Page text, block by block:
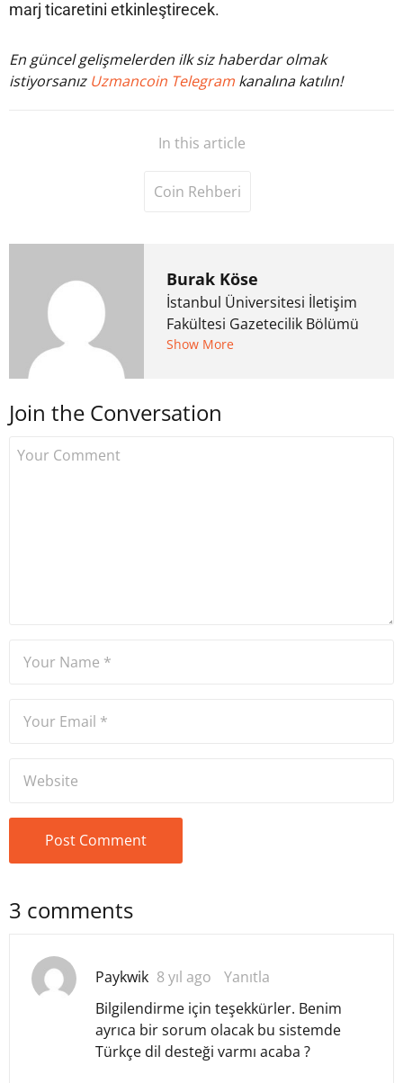
marj ticaretini etkinleştirecek.
En güncel gelişmelerden ilk siz haberdar olmak
istiyorsanız Uzmancoin Telegram kanalına katılın!
In this article
Coin Rehberi
Burak Köse
İstanbul Üniversitesi İletişim
Fakültesi Gazetecilik Bölümü
mezunu. 6 yıl ana akım
kurdu. 2017'nin Mayıs ayından
Show More
Join the Conversation
3 comments
Paykwik 8 yıl ago
Yanıtla
Bilgilendirme için teşekkürler. Benim
ayrıca bir sorum olacak bu sistemde
Türkçe dil desteği varmı acaba ?